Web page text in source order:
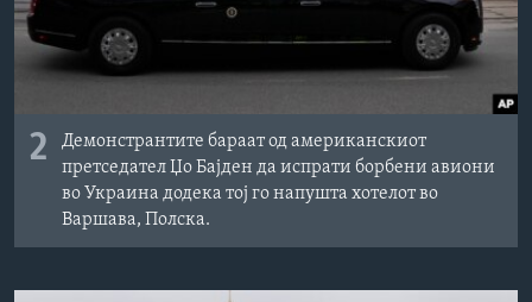
2
Демонстрантите бараат од американскиот
претседател Џо Бајден да испрати борбени авиони
во Украина додека тој го напушта хотелот во
Варшава, Полска.